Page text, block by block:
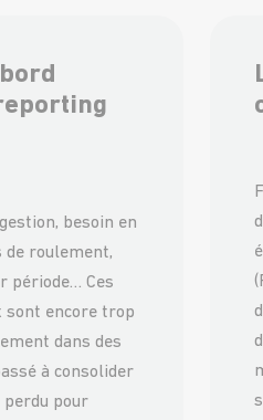
besoin en
de roulement,
période… Ces
sont encore trop
dans des
à consolider
perdu pour
Options